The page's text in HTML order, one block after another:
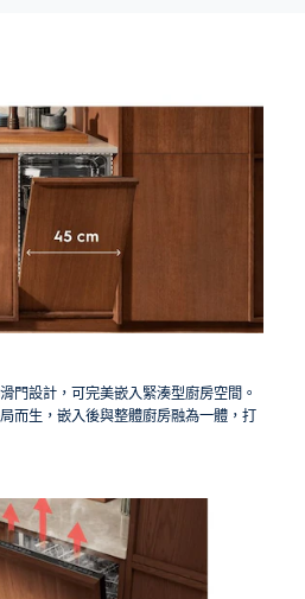
門設計，可完美嵌入緊湊型廚房空間。
而生，嵌入後與整體廚房融為一體，打